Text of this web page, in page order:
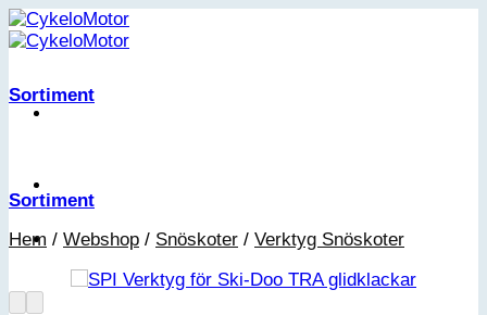
Skip
to
Sortiment
Sortiment
Hem / Webshop / Snöskoter / Verktyg Snöskoter